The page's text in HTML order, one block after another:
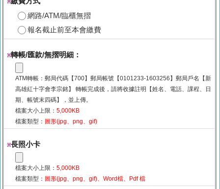
※
網路/ATM/臨櫃無摺
報名截止前至本會繳費
※轉帳/匯款/無摺明細：
ATM轉帳：郵局代碼【700】郵局帳號【0101233-1603256】郵局戶名【新
高雄紅十字會李宗銘】 轉帳完成後，請將收據註明【姓名、電話、課程、日
期、帳號末四碼】，並上傳。
檔案大小上限： 5,000KB
檔案類型： 圖形(jpg、png、gif)
※長照小卡
檔案大小上限： 5,000KB
檔案類型： 圖形(jpg、png、gif)、Word檔、Pdf 檔